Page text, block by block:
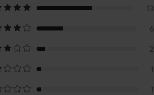
13
6
2
1
1